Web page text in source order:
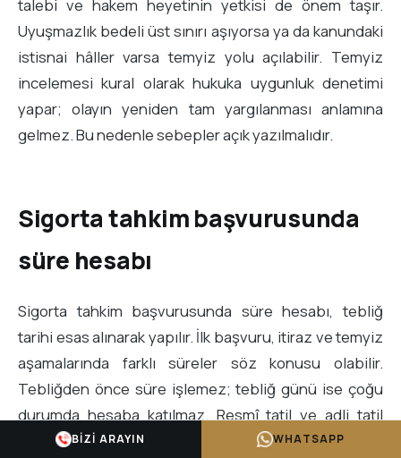
talebi ve hakem heyetinin yetkisi de önem taşır.
Uyuşmazlık bedeli üst sınırı aşıyorsa ya da kanundaki
istisnai hâller varsa temyiz yolu açılabilir. Temyiz
incelemesi kural olarak hukuka uygunluk denetimi
yapar; olayın yeniden tam yargılanması anlamına
gelmez. Bu nedenle sebepler açık yazılmalıdır.
Sigorta tahkim başvurusunda
süre hesabı
Sigorta tahkim başvurusunda süre hesabı, tebliğ
tarihi esas alınarak yapılır. İlk başvuru, itiraz ve temyiz
aşamalarında farklı süreler söz konusu olabilir.
Tebliğden önce süre işlemez; tebliğ günü ise çoğu
durumda hesaba katılmaz. Resmî tatil ve adli tatil
hükümleri, başvuru tarihini etkileyebilir. Sürelerin
BIZI ARAYIN WHATSAPP